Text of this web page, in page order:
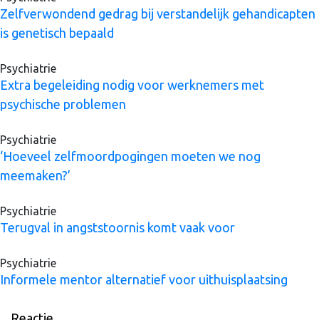
Zelfverwondend gedrag bij verstandelijk gehandicapten
is genetisch bepaald
Psychiatrie
Extra begeleiding nodig voor werknemers met
psychische problemen
Psychiatrie
‘Hoeveel zelfmoordpogingen moeten we nog
meemaken?’
Psychiatrie
Terugval in angststoornis komt vaak voor
Psychiatrie
Informele mentor alternatief voor uithuisplaatsing